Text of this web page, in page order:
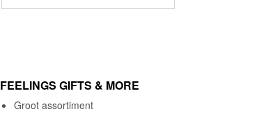
FEELINGS GIFTS & MORE
Groot assortiment